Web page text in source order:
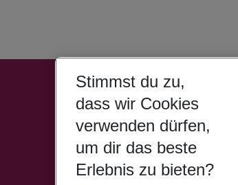
Stimmst du zu,
dass wir Cookies
verwenden dürfen,
um dir das beste
Erlebnis zu bieten?